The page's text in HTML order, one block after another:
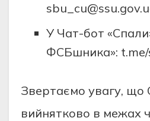
У Чат-бот
ФСБшника»:
Звертаємо увагу,
вийнятково в межах